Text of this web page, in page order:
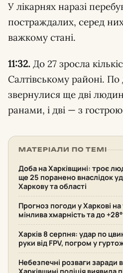
У лікарнях наразі
постраждалих, серед
важкому стані.
11:32. До 27 зросла
Салтівському районі.
звернулися ще дві
ранами, і дві — з
МАТЕРІАЛИ ПО ТЕМІ
Доба на Харківщині: троє
ще 25 поранено внаслідок
Харкову та області
Прогноз погоди у Харкові
мінлива хмарність та до
Харків 8 серпня: удар по
руки від FPV, погром у
Небезпечні розваги заради